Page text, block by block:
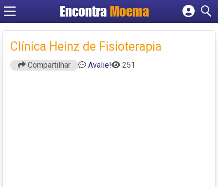
Encontra Moema
Criar conta
Clínica Heinz de Fisioterapia
Compartilhar Avalie! 251